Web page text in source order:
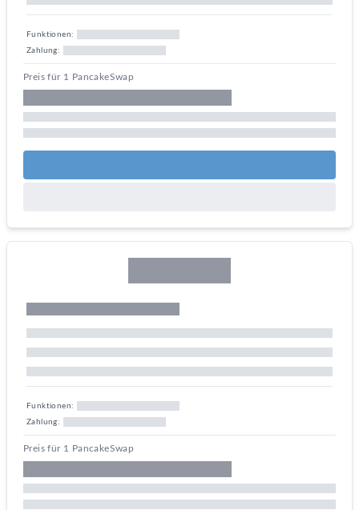
Funktionen:
Zahlung:
Preis für 1 PancakeSwap
Funktionen:
Zahlung:
Preis für 1 PancakeSwap